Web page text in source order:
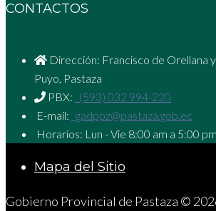
CONTACTOS
Dirección: Francisco de Orellana
Puyo, Pastaza
PBX: (593) 032 994-220
E-mail: gadppz@pastaza.gob.ec
Horarios: Lun - Vie 8:00 am a 5:00 pm
Mapa del Sitio
Gobierno Provincial de Pastaza ©